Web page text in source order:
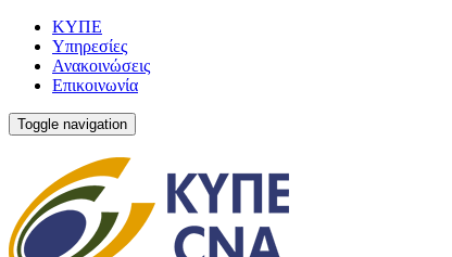
ΚΥΠΕ
Υπηρεσίες
Ανακοινώσεις
Επικοινωνία
Toggle navigation